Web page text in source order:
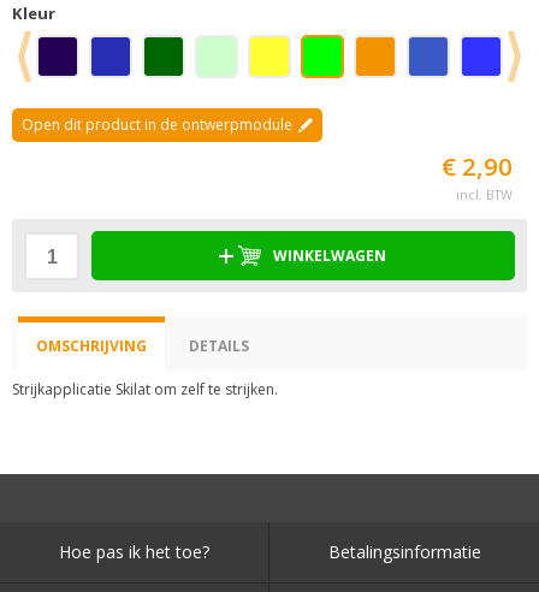
Kleur
Open dit product in de ontwerpmodule
€ 2,90
incl. BTW
WINKELWAGEN
OMSCHRIJVING DETAILS
Strijkapplicatie Skilat om zelf te strijken.
Hoe pas ik het toe? Betalingsinformatie